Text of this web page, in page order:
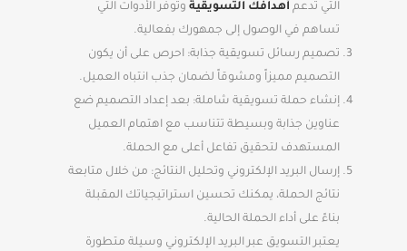
التي تدعم أهدافك التسويقية وتوفر الأدوات التي
تساهم في الوصول إلى جمهورك بفعالية.
تصميم رسائل تسويقية جذابة: احرص على أن يكون
التصميم مميزاً ومشوقاً لضمان جذب انتباه العميل.
إنشاء حملة تسويقية شاملة: بعد إعداد التصميم ضع
عناوين جذابة وبسيطة تتناسب مع اهتمام العميل
المستهدف لتحقيق تفاعل أعلى مع الحملة.
إرسال البريد الإلكتروني وتحليل النتائج: من خلال متابعة
نتائج الحملة، يمكنك تحسين استراتيجياتك المقبلة
بناءً على أداء الحملة الحالية.
يعتبر التسويق عبر البريد الإلكتروني وسيلة متطورة